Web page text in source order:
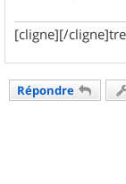
[cligne][/
Répondre